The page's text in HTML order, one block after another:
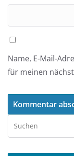
Name, E-Mail-
für meinen